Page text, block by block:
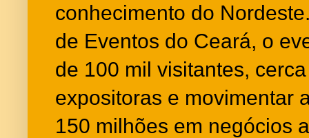
conhecimento do
de Eventos do Ceará, o
de 100 mil visitantes,
expositoras e movimentar
150 milhões em negócios